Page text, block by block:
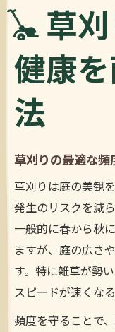
草
健康
法
草刈りの最適な
草刈りは庭の美観
発生のリスクを減
一般的に春から秋
ますが、庭の広さ
す。特に雑草が勢
スピードが速くな
頻度を守ることで